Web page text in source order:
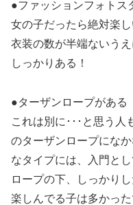
●ファッションフォトス
女の子だったら絶対楽
衣装の数が半端ないう
しっかりある！
●ターザンロープがある
これは別に･･･と思う人
のターザンロープにな
なタイプには、入門とし
ロープの下、しっかり
楽しんでる子は多かっ